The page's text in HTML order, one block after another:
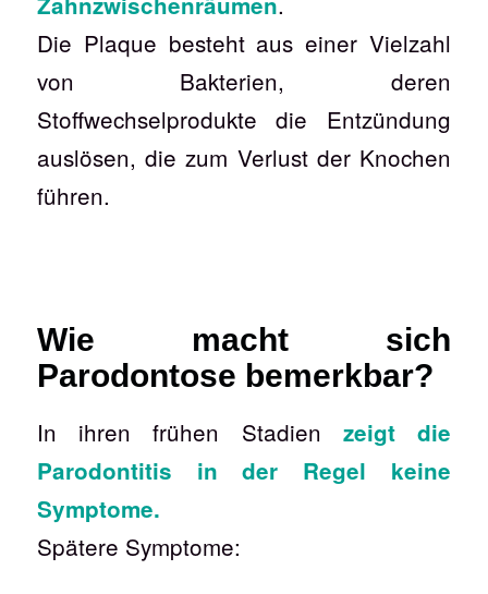
Die Plaque besteht aus einer Vielzahl
von Bakterien, deren
Stoffwechselprodukte die Entzündung
auslösen, die zum Verlust der Knochen
führen.
Wie macht sich
Parodontose bemerkbar?
In ihren frühen Stadienzeigt die
Parodontitis in der Regel keine
Symptome.
Spätere Symptome: